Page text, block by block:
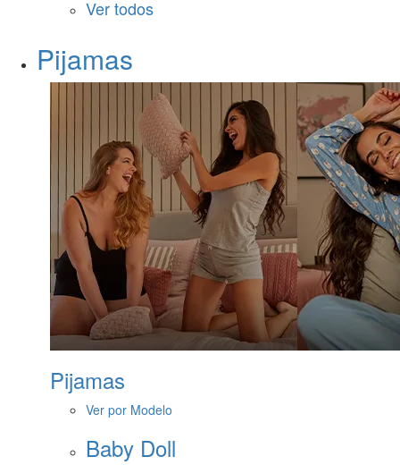
Ver todos
Pijamas
Pijamas
Ver por Modelo
Baby Doll